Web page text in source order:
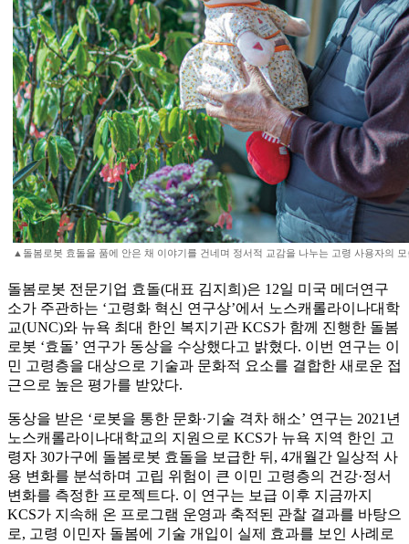
▲돌봄로봇 효돌을 품에 안은 채 이야기를 건네며 정서적 교감을 나누는 고령 사용자의
돌봄로봇 전문기업 효돌(대표 김지희)은 12일 미국 메더연구
소가 주관하는 ‘고령화 혁신 연구상’에서 노스캐롤라이나대학
교(UNC)와 뉴욕 최대 한인 복지기관 KCS가 함께 진행한 돌봄
로봇 ‘효돌’ 연구가 동상을 수상했다고 밝혔다. 이번 연구는 이
민 고령층을 대상으로 기술과 문화적 요소를 결합한 새로운 접
근으로 높은 평가를 받았다.
동상을 받은 ‘로봇을 통한 문화·기술 격차 해소’ 연구는 2021년
노스캐롤라이나대학교의 지원으로 KCS가 뉴욕 지역 한인 고
령자 30가구에 돌봄로봇 효돌을 보급한 뒤, 4개월간 일상적 사
용 변화를 분석하며 고립 위험이 큰 이민 고령층의 건강·정서
변화를 측정한 프로젝트다. 이 연구는 보급 이후 지금까지
KCS가 지속해 온 프로그램 운영과 축적된 관찰 결과를 바탕으
로, 고령 이민자 돌봄에 기술 개입이 실제 효과를 보인 사례로